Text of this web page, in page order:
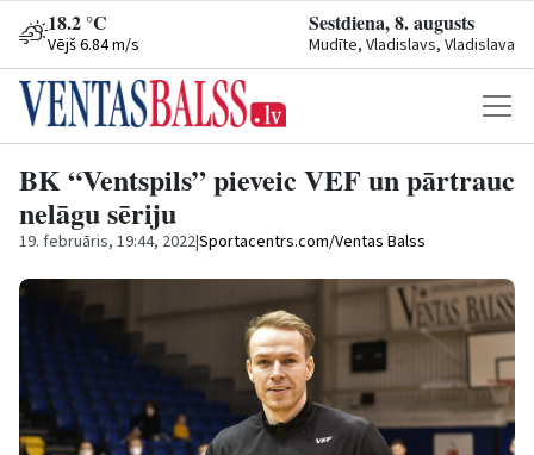
18.2 °C
Vējš 6.84 m/s
Sestdiena, 8. augusts
Mudīte, Vladislavs, Vladislava
BK “Ventspils” pieveic VEF un pārtrauc
nelāgu sēriju
19. februāris, 19:44, 2022|Sportacentrs.com/Ventas Balss